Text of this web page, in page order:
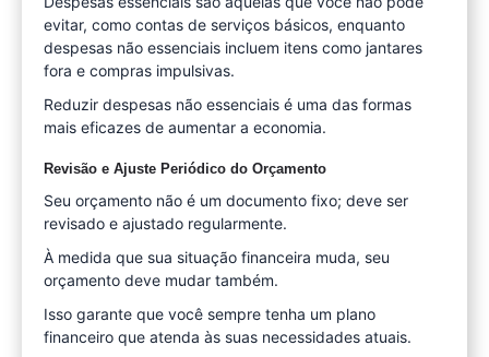
evitar, como contas de serviços básicos, enquanto
despesas não essenciais incluem itens como jantares
fora e compras impulsivas.
Reduzir despesas não essenciais é uma das formas
mais eficazes de aumentar a economia.
Revisão e Ajuste Periódico do Orçamento
Seu orçamento não é um documento fixo; deve ser
revisado e ajustado regularmente.
À medida que sua situação financeira muda, seu
orçamento deve mudar também.
Isso garante que você sempre tenha um plano
financeiro que atenda às suas necessidades atuais.